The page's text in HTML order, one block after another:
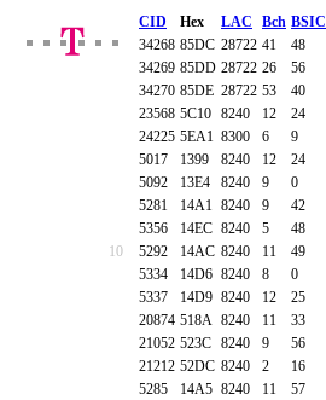
CID Hex LAC Bch BSIC
34268 85DC 28722 41 48
34269 85DD 28722 26 56
34270 85DE 28722 53 40
23568 5C10 8240 12 24
24225 5EA1 8300 6 9
5017
1399 8240 12 24
5092
13E4 8240 9 0
5281
14A1 8240 9 42
5356
14EC 8240 5 48
10
5292 14AC 8240 11 49
5334
14D6 8240 8 0
5337
14D9 8240 12 25
20874 518A 8240 11 33
21052 523C 8240 9 56
21212 52DC 8240 2 16
5285
14A5 8240 11 57